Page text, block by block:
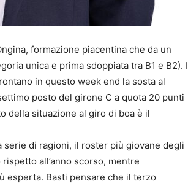
formazione piacentina che da un
unica e prima sdoppiata tra B1 e B2). I
in questo week end la sosta al
posto del girone C a quota 20 punti
della situazione al giro di boa è il
serie di ragioni, il roster più giovane degli
all’anno scorso, mentre
esperta. Basti pensare che il terzo